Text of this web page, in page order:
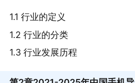
1.1 行业的定义
1.2 行业的分类
1.3 行业发展历程